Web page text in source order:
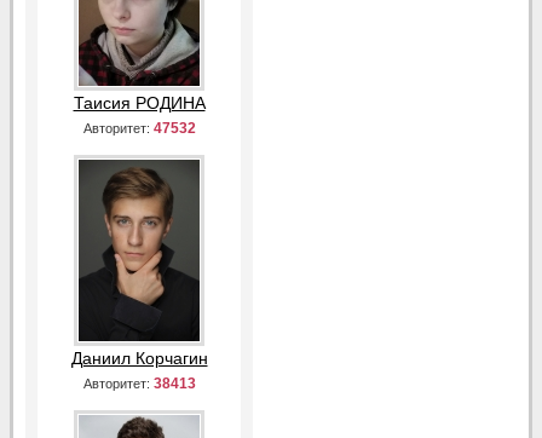
Таисия РОДИНА
Авторитет: 47532
Даниил Корчагин
Авторитет: 38413